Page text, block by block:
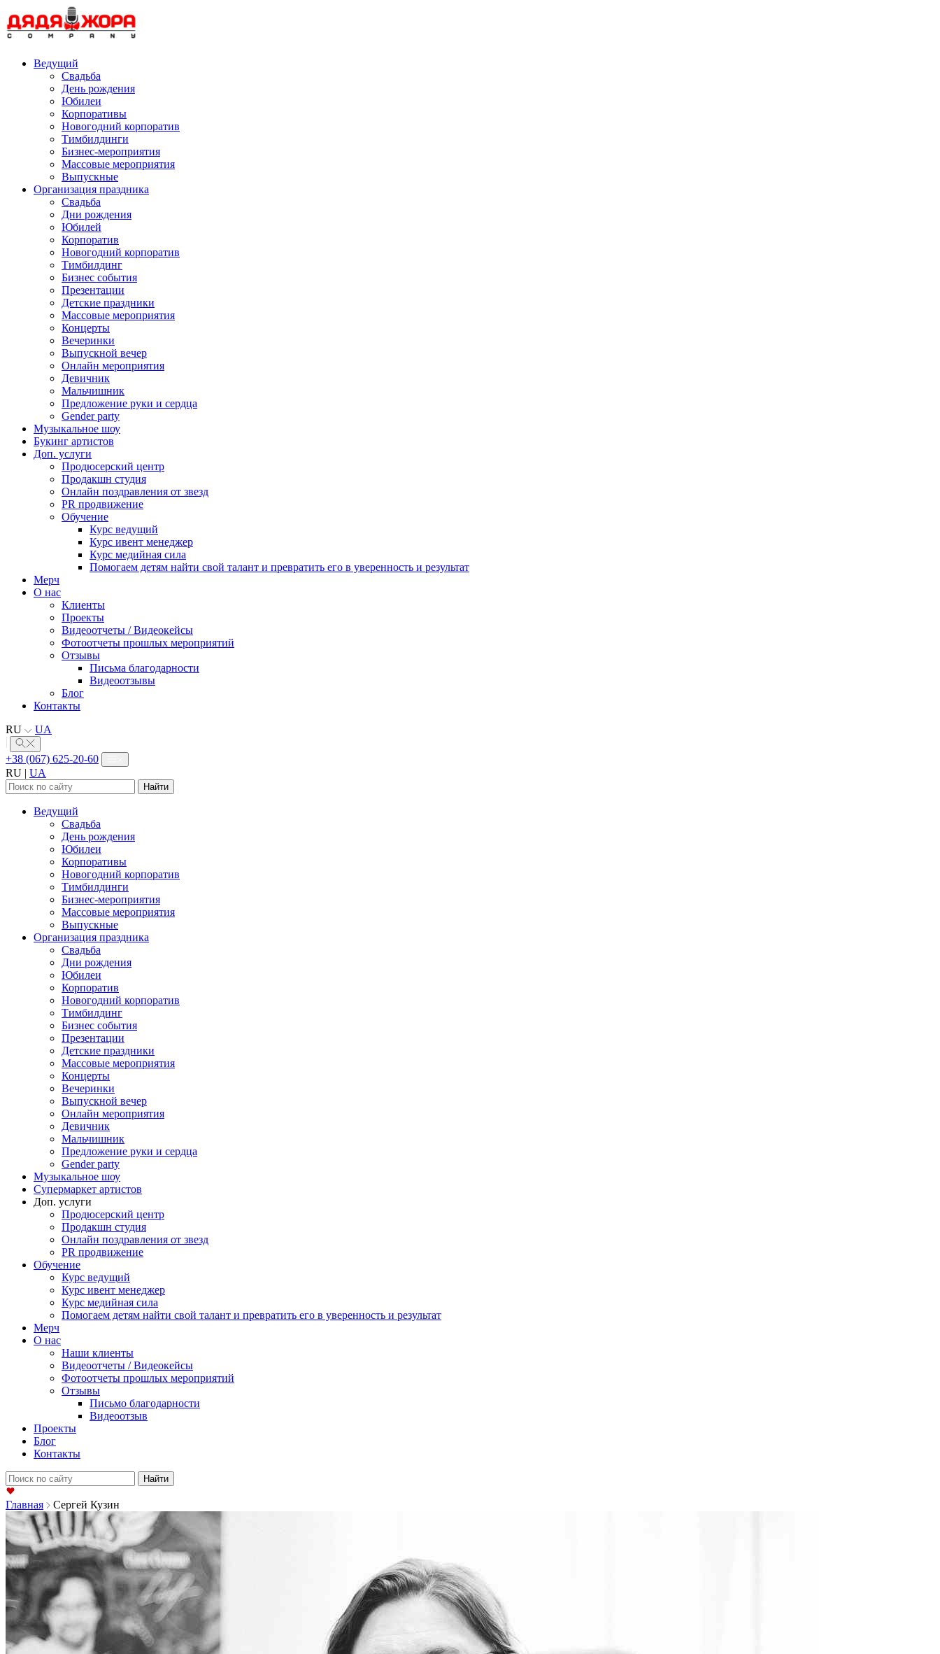
to
content
Ведущий
Свадьба
День рождения
Юбилеи
Корпоративы
Новогодний корпоратив
Тимбилдинги
Бизнес-мероприятия
Массовые мероприятия
Выпускные
Организация праздника
Свадьба
Дни рождения
Юбилей
Корпоратив
Новогодний корпоратив
Тимбилдинг
Бизнес события
Презентации
Детские праздники
Массовые мероприятия
Концерты
Вечеринки
Выпускной вечер
Онлайн мероприятия
Девичник
Мальчишник
Предложение руки и сердца
Gender party
Музыкальное шоу
Букинг артистов
Доп. услуги
Продюсерский центр
Продакшн студия
Онлайн поздравления от звезд
PR продвижение
Обучение
Курс ведущий
Курс ивент менеджер
Курс медийная сила
Помогаем детям найти свой талант и превратить его в уверенность и результат
Мерч
О нас
Клиенты
Проекты
Видеоотчеты / Видеокейсы
Фотоотчеты прошлых мероприятий
Отзывы
Письма благодарности
Видеоотзывы
Блог
Контакты
RU
UA
+38 (067) 625-20-60
RU | UA
Найти:
Ведущий
Свадьба
День рождения
Юбилеи
Корпоративы
Новогодний корпоратив
Тимбилдинги
Бизнес-мероприятия
Массовые мероприятия
Выпускные
Организация праздника
Свадьба
Дни рождения
Юбилеи
Корпоратив
Новогодний корпоратив
Тимбилдинг
Бизнес события
Презентации
Детские праздники
Массовые мероприятия
Концерты
Вечеринки
Выпускной вечер
Онлайн мероприятия
Девичник
Мальчишник
Предложение руки и сердца
Gender party
Музыкальное шоу
Супермаркет артистов
Доп. услуги
Продюсерский центр
Продакшн студия
Онлайн поздравления от звезд
PR продвижение
Обучение
Курс ведущий
Курс ивент менеджер
Курс медийная сила
Помогаем детям найти свой талант и превратить его в уверенность и результат
Мерч
О нас
Наши клиенты
Видеоотчеты / Видеокейсы
Фотоотчеты прошлых мероприятий
Отзывы
Письмо благодарности
Видеоотзыв
Проекты
Блог
Контакты
Найти:
Главная Сергей Кузин